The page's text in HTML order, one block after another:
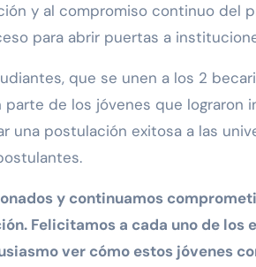
y al compromiso continuo del
para abrir puertas a
que se unen a los 2
parte de los jóvenes que lograron
una postulación exitosa a las
y continuamos
Felicitamos a cada uno de
ver cómo estos jóvenes